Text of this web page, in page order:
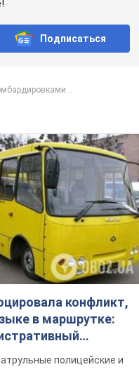
конфликт,
в маршрутке:
полицейские и
в
военных